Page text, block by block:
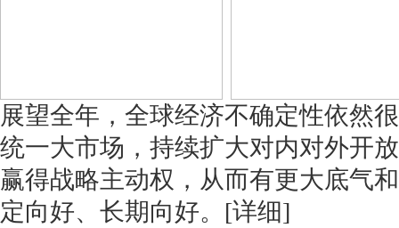
展望全年，全球经济不确定性依然
统一大市场，持续扩大对内对外开
赢得战略主动权，从而有更大底气
定向好、长期向好。 [详细]